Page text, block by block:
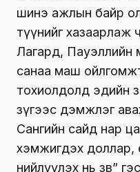
шинэ ажлын байр
түүнийг хазаарлаж
Лагард, Пауэллийн
санаа маш
тохиолдолд эдийн
зүгээс дэмжлэг
Сангийн сайд нар
хэмжигдэх доллар,
нийлүүлэх нь зөв”